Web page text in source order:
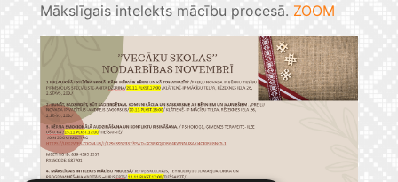
Mākslīgais intelekts mācību procesā. ZOOM